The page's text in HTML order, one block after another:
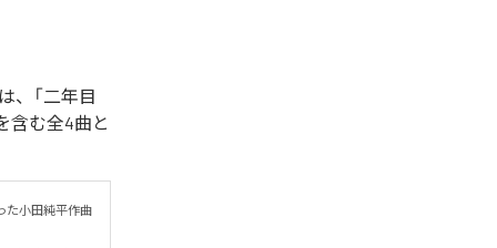
、「二年目
含む全4曲と
た小田純平作曲